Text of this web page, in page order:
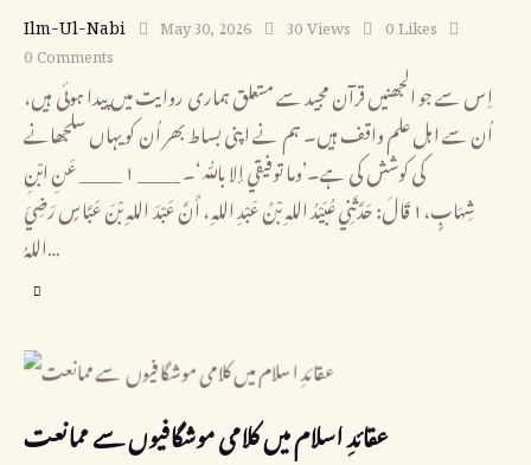
Ilm-Ul-Nabi May 30, 2026 30Views 0Likes
0Comments
اِس سے جو الجھنیں قرآن مجید سے متعلق ہماری روایت میں پیدا ہوئی ہیں،
اُن سے اہل علم واقف ہیں۔ ہم نے اپنی بساط بھر اُن کو یہاں سلجھانے
کی کوشش کی ہے۔’وما توفيقي إلا باللّٰه‘۔ _____ــــــ ۱ ــــــ_____ عَنِ ابْنِ
شِهَابٍ،۱ قَالَ: حَدَّثَنِي عُبَيْدُ اللهِ بْنُ عَبْدِ اللهِ، أَنَّ عَبْدَ اللهِ بْنَ عَبَّاسٍ رَضِيَ
اللهُ…
عقائدِ اسلام میں کلامی موشگافیوں سے ممانعت